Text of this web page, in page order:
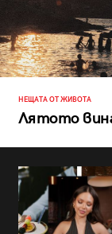
НЕЩАТА ОТ ЖИВОТА
Лятото